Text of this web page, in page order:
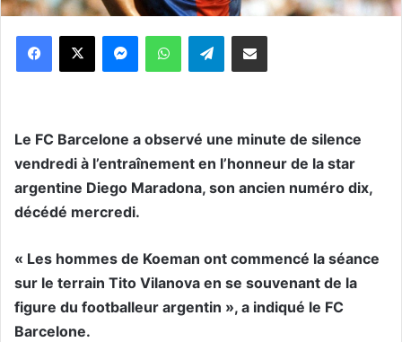
WhatsApp Telegram
Le FC Barcelone a observé une minute de silence
vendredi à l’entraînement en l’honneur de la star
argentine Diego Maradona, son ancien numéro dix,
décédé mercredi.
« Les hommes de Koeman ont commencé la séance
sur le terrain Tito Vilanova en se souvenant de la
figure du footballeur argentin », a indiqué le FC
Barcelone.